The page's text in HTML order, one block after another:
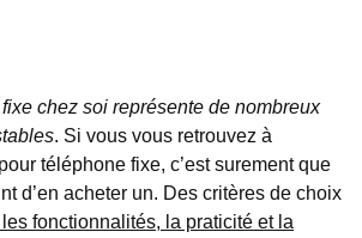
chez soi représente de nombreux
. Si vous vous retrouvez à
téléphone fixe, c’est surement que
d’en acheter un. Des critères de choix
fonctionnalités, la praticité et la